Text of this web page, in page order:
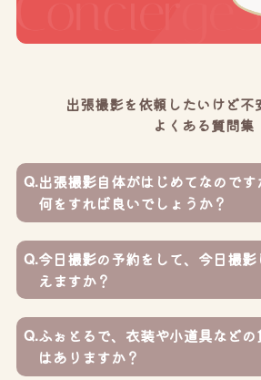
出張撮影を依頼したいけど不
よくある質問集
Q.出張撮影自体がはじめてなので
何をすれば良いでしょうか？
Q.今日撮影の予約をして、今日撮影
えますか？
Q.ふぉとるで、衣装や小道具などの
はありますか？